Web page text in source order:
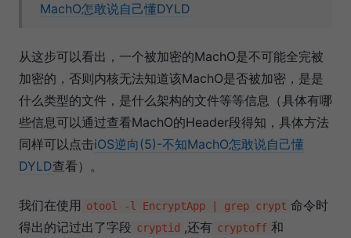
MachO怎敢说自己懂DYLD
从这步可以看出，一个被加密的MachO是不可能全完被
加密的，否则内核无法知道该MachO是否被加密，是是
什么类型的文件，是什么架构的文件等等信息（具体有哪
些信息可以通过查看MachO的Header段得知，具体方法
同样可以点击iOS逆向(5)-不知MachO怎敢说自己懂
DYLD查看）。
我们在使用 otool -l EncryptApp | grep crypt 命令时
得出的记过出了字段 cryptid ,还有 cryptoff 和